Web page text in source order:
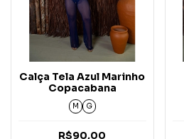
Calça Tela Azul Marinho
Copacabana
M G
R$90,00